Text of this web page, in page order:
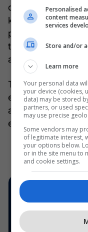
drejt që në fillim,
kanë eliminuar
plotësuar kërkesat
të gjitha këto
ai fillon t'i
Tregoji se je në
e tua nuk
arritur të krijosh
e të cilës është
Personalised
content
services
Store and/or
Learn more
Your personal data
your device (cookies,
data) may be stored
partners, or used
may use precise
Some vendors may
of legitimate interest,
your options below.
or in the site menu to
and cookie settings.